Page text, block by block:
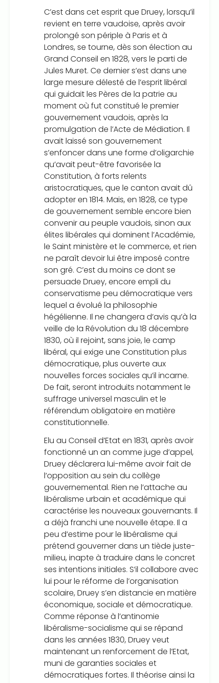
C’est dans cet esprit que Druey, lorsqu’il
revient en terre vaudoise, après avoir
prolongé son périple à Paris et à
Londres, se tourne, dès son élection au
Grand Conseil en 1828, vers le parti de
Jules Muret. Ce dernier s’est dans une
large mesure délesté de l’esprit libéral
qui guidait les Pères de la patrie au
moment où fut constitué le premier
gouvernement vaudois, après la
promulgation de l’Acte de Médiation. Il
avait laissé son gouvernement
s’enfoncer dans une forme d’oligarchie
qu’avait peut-être favorisée la
Constitution, à forts relents
aristocratiques, que le canton avait dû
adopter en 1814. Mais, en 1828, ce type
de gouvernement semble encore bien
convenir au peuple vaudois, sinon aux
élites libérales qui dominent l’Académie,
le Saint ministère et le commerce, et rien
ne paraît devoir lui être imposé contre
son gré. C’est du moins ce dont se
persuade Druey, encore empli du
conservatisme peu démocratique vers
lequel a évolué la philosophie
hégélienne. Il ne changera d’avis qu’à la
veille de la Révolution du 18 décembre
1830, où il rejoint, sans joie, le camp
libéral, qui exige une Constitution plus
démocratique, plus ouverte aux
nouvelles forces sociales qu’il incarne.
De fait, seront introduits notamment le
suffrage universel masculin et le
référendum obligatoire en matière
constitutionnelle.
Elu au Conseil d’Etat en 1831, après avoir
fonctionné un an comme juge d’appel,
Druey déclarera lui-même avoir fait de
l’opposition au sein du collège
gouvernemental. Rien ne l’attache au
libéralisme urbain et académique qui
caractérise les nouveaux gouvernants. Il
a déjà franchi une nouvelle étape. Il a
peu d’estime pour le libéralisme qui
prétend gouverner dans un tiède juste-
milieu, inapte à traduire dans le concret
ses intentions initiales. S’il collabore avec
lui pour le réforme de l’organisation
scolaire, Druey s’en distancie en matière
économique, sociale et démocratique.
Comme réponse à l’antinomie
libéralisme-socialisme qui se répand
dans les années 1830, Druey veut
maintenant un renforcement de l’Etat,
muni de garanties sociales et
démocratiques fortes. Il théorise ainsi la